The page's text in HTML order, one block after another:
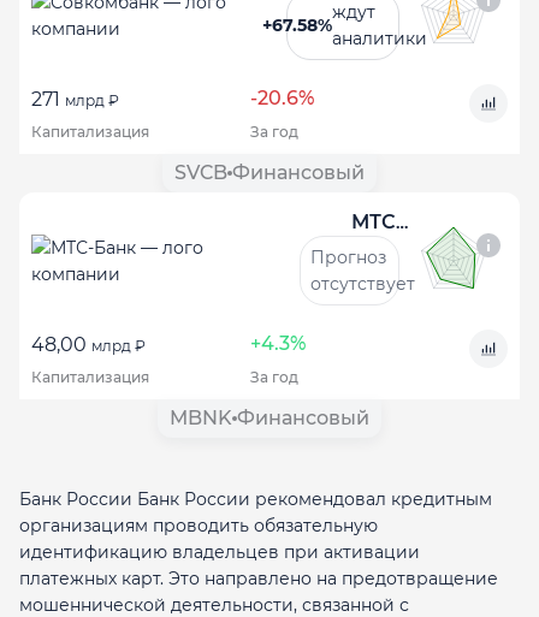
+67.58%
ждут
аналитики
271 млрд ₽ -20.6%
Капитализация За год
SVCB Финансовый
МТС-Банк
Прогноз
отсутствует
48,00 млрд ₽ +4.3%
Капитализация За год
MBNK Финансовый
Банк России Банк России рекомендовал кредитным
организациям проводить обязательную
идентификацию владельцев при активации
платежных карт. Это направлено на предотвращение
мошеннической деятельности, связанной с